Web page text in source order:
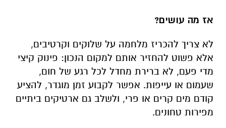
אז מה עושים?
לא צריך להכריז מלחמה על שלוקים וקרטיבים,
אלא פשוט להחזיר אותם למקום הנכון: פינוק קיצי
מדי פעם, לא ברירת מחדל לכל רגע של חום,
שעמום או עייפות. אפשר לקבוע זמן מוגדר, להציע
קודם מים קרים או פרי, ולשלב גם ארטיקים ביתיים
מפירות טחונים.